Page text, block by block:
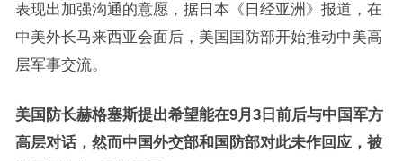
表现出加强沟通的意愿，据日本《日经亚洲》报道，在
中美外长马来西亚会面后，美国国防部开始推动中美高
层军事交流。
美国防长赫格塞斯提出希望能在9月3日前后与中国军方
高层对话，然而中国外交部和国防部对此未作回应，被